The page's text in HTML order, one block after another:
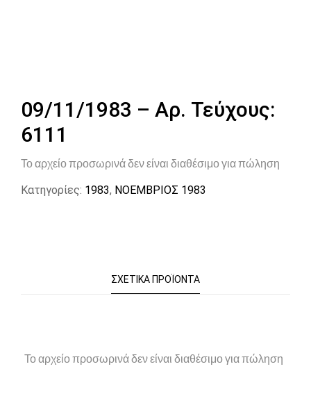
09/11/1983 – Αρ. Τεύχους:
6111
Το αρχείο προσωρινά δεν είναι διαθέσιμο για πώληση
Κατηγορίες: 1983, ΝΟΕΜΒΡΙΟΣ 1983
ΣΧΕΤΙΚΆ ΠΡΟΪΌΝΤΑ
Το αρχείο προσωρινά δεν είναι διαθέσιμο για πώληση